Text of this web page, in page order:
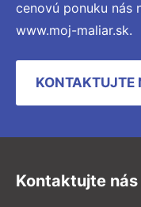
cenovú ponuku nás
www.moj-maliar.sk.
KONTAKTUJTE
Kontaktujte nás